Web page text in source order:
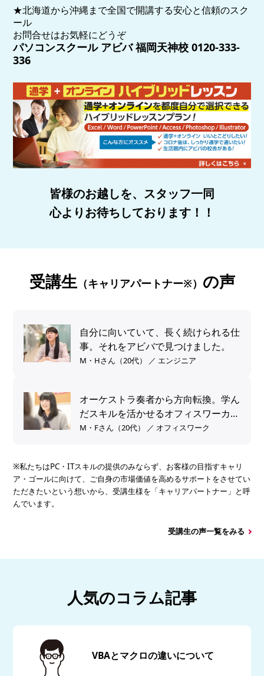
★北海道から沖縄まで全国で開講する安心と信頼のスク
ール
お問合せはお気軽にどうぞ
パソコンスクール アビバ 福岡天神校 0120-333-
336
皆様のお越しを、スタッフ一同
心よりお待ちしております！！
受講生（キャリアパートナー※） の声
自分に向いていて、長く続けられる仕
事。それをアビバで見つけました。
M・Hさん（20代） ／ エンジニア
オーケストラ奏者から方向転換。学ん
だスキルを活かせるオフィスワーカー
へ。
M・Fさん（20代） ／ オフィスワーク
※私たちはPC・ITスキルの提供のみならず、お客様の目指すキャリ
ア・ゴールに向けて、ご自身の市場価値を高めるサポートをさせてい
ただきたいという想いから、受講生様を「キャリアパートナー」と呼
んでいます。
受講生の声一覧をみる
人気のコラム記事
VBAとマクロの違いについて